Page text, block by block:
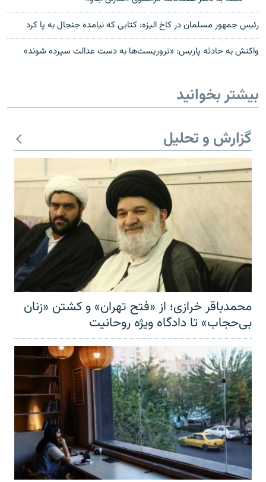
رئیس جمهور مسلمان در کاخ الیزه: کتابی که نیامده جنجال به پا کرد
واکنش به حادثه پاریس: «تروریست‌ها به دست عدالت سپرده شوند»
بیشتر بخوانید
گزارش و تحلیل
محمدباقر خرازی؛ از «فتح تهران» و کشتن «زنان
بی‌حجاب» تا دادگاه ویژه روحانیت